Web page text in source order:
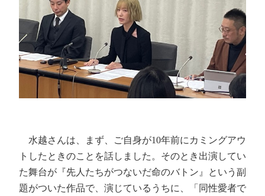
水越さんは、まず、ご自身が10年前にカミングアウ
トしたときのことを話しました。そのとき出演してい
た舞台が『先人たちがつないだ命のバトン』という副
題がついた作品で、演じているうちに、「同性愛者で